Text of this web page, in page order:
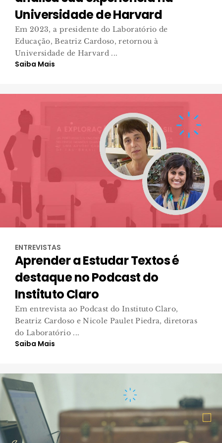
Universidade de Harvard
Em 2023, a presidente do Laboratório de
Educação, Beatriz Cardoso, retornou à
Universidade de Harvard ...
Saiba Mais
ENTREVISTAS
Aprender a Estudar Textos é
destaque no Podcast do
Instituto Claro
Em entrevista ao Podcast do Instituto Claro,
Beatriz Cardoso e Nicole Paulet Piedra, diretoras
do Laboratório ...
Saiba Mais